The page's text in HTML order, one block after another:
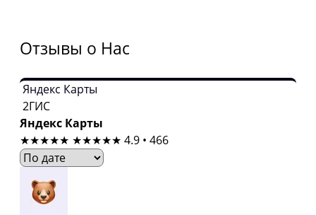
Отзывы о Нас
Яндекс Карты
2ГИС
Яндекс Карты
★★★★★ ★★★★★ 4.9 • 466